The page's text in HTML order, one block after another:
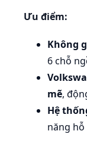
Ưu điểm:
Không
6 chỗ
mẽ,
Hệ
năng